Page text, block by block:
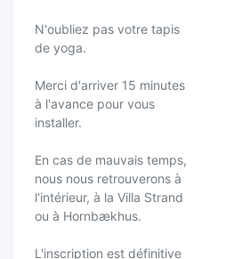
N'oubliez pas votre tapis
de yoga.
Merci d'arriver 15 minutes
à l'avance pour vous
installer.
En cas de mauvais temps,
nous nous retrouverons à
l'intérieur, à la Villa Strand
ou à Hornbækhus.
L'inscription est définitive